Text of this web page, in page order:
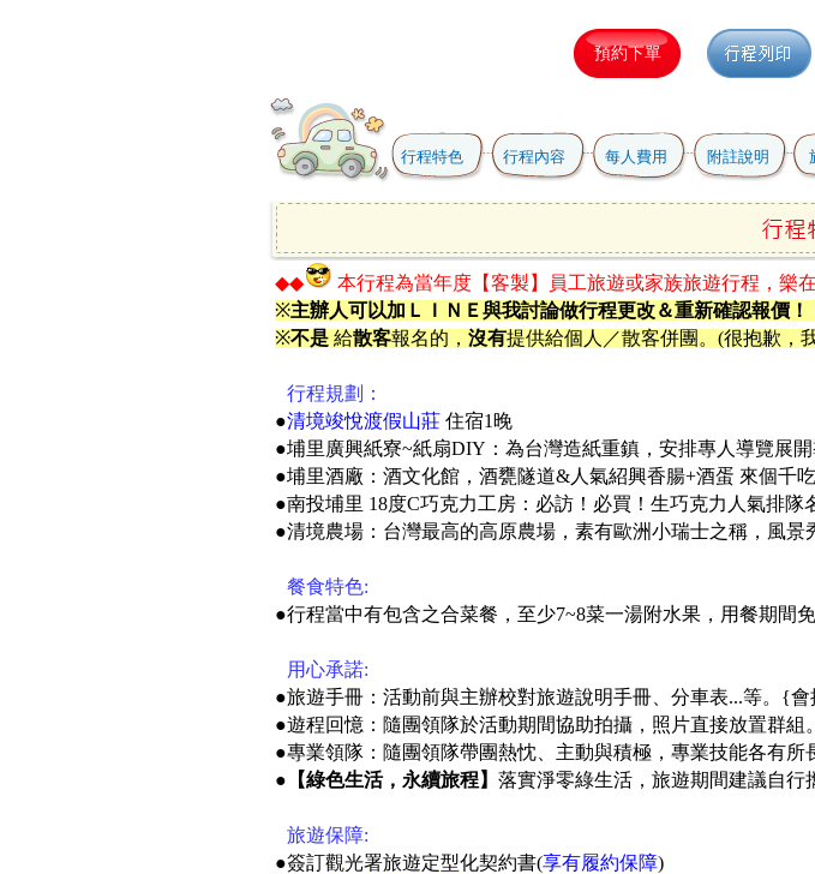
行程特色 行程內容 每人費用 附註說明
◆◆ 本行程為當年度【客製】員工旅遊或家族旅遊行程，樂
※主辦人可以加ＬＩＮＥ與我討論做行程更改＆重新確認報價！
※不是 給散客報名的， 沒有提供給個人／散客併團。(很抱歉，
行程規劃：
●清境竣悅渡假山莊 住宿1晚
●埔里廣興紙寮~紙扇DIY：為台灣造紙重鎮，安排專人導覽展
●埔里酒廠：酒文化館，酒甕隧道&人氣紹興香腸+酒蛋 來個千
●南投埔里 18度C巧克力工房：必訪！必買！生巧克力人氣排隊
●清境農場：台灣最高的高原農場，素有歐洲小瑞士之稱，風
餐食特色:
●行程當中有包含之合菜餐，至少7~8菜一湯附水果，用餐期間免
用心承諾:
●旅遊手冊：活動前與主辦校對旅遊說明手冊、分車表...等。 {會
●遊程回憶：隨團領隊於活動期間協助拍攝，照片直接放置群組
●專業領隊：隨團領隊帶團熱忱、主動與積極，專業技能各有所
● 【綠色生活，永續旅程】 落實淨零綠生活，旅遊期間建議自
旅遊保障:
●簽訂觀光署旅遊定型化契約書(享有履約保障)